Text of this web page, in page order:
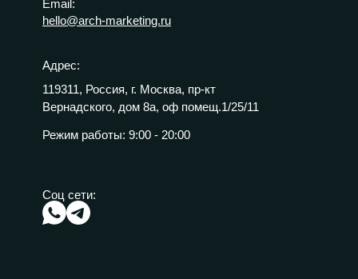
Адрес:
119311, Россия, г. Москва, пр-кт
Вернадского, дом 8а, оф помещ.1/25/11
Режим работы: 9:00 - 20:00
Соц сети:
Email:
hello@arch-marketing.ru